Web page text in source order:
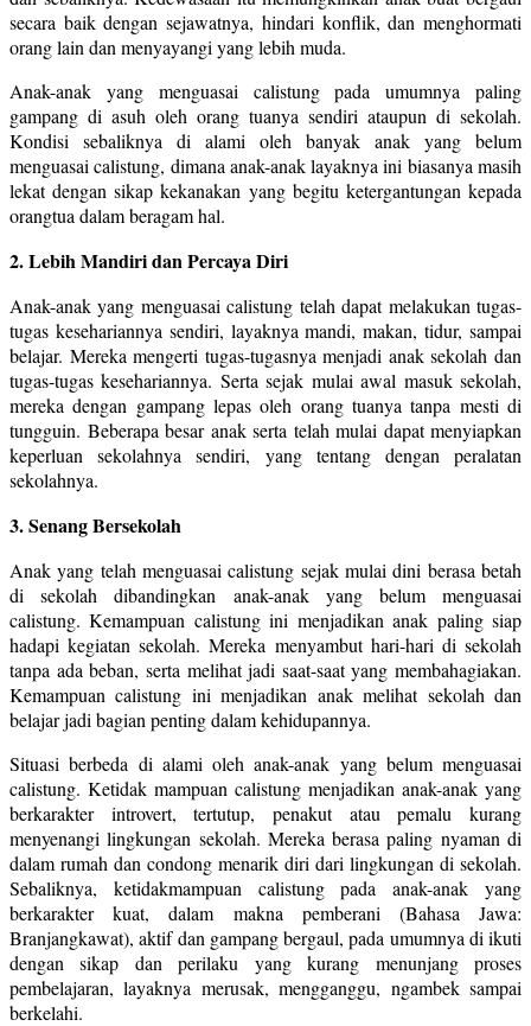
secara baik dengan sejawatnya, hindari konflik, dan menghormati
orang lain dan menyayangi yang lebih muda.
Anak-anak yang menguasai calistung pada umumnya paling
gampang di asuh oleh orang tuanya sendiri ataupun di sekolah.
Kondisi sebaliknya di alami oleh banyak anak yang belum
menguasai calistung, dimana anak-anak layaknya ini biasanya masih
lekat dengan sikap kekanakan yang begitu ketergantungan kepada
orangtua dalam beragam hal.
2. Lebih Mandiri dan Percaya Diri
Anak-anak yang menguasai calistung telah dapat melakukan tugas-
tugas kesehariannya sendiri, layaknya mandi, makan, tidur, sampai
belajar. Mereka mengerti tugas-tugasnya menjadi anak sekolah dan
tugas-tugas kesehariannya. Serta sejak mulai awal masuk sekolah,
mereka dengan gampang lepas oleh orang tuanya tanpa mesti di
tungguin. Beberapa besar anak serta telah mulai dapat menyiapkan
keperluan sekolahnya sendiri, yang tentang dengan peralatan
sekolahnya.
3. Senang Bersekolah
Anak yang telah menguasai calistung sejak mulai dini berasa betah
di sekolah dibandingkan anak-anak yang belum menguasai
calistung. Kemampuan calistung ini menjadikan anak paling siap
hadapi kegiatan sekolah. Mereka menyambut hari-hari di sekolah
tanpa ada beban, serta melihat jadi saat-saat yang membahagiakan.
Kemampuan calistung ini menjadikan anak melihat sekolah dan
belajar jadi bagian penting dalam kehidupannya.
Situasi berbeda di alami oleh anak-anak yang belum menguasai
calistung. Ketidak mampuan calistung menjadikan anak-anak yang
berkarakter introvert, tertutup, penakut atau pemalu kurang
menyenangi lingkungan sekolah. Mereka berasa paling nyaman di
dalam rumah dan condong menarik diri dari lingkungan di sekolah.
Sebaliknya, ketidakmampuan calistung pada anak-anak yang
berkarakter kuat, dalam makna pemberani (Bahasa Jawa:
Branjangkawat), aktif dan gampang bergaul, pada umumnya di ikuti
dengan sikap dan perilaku yang kurang menunjang proses
pembelajaran, layaknya merusak, mengganggu, ngambek sampai
berkelahi.